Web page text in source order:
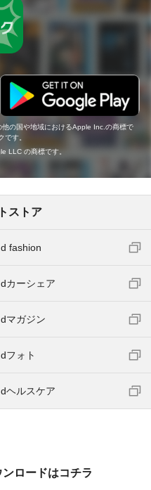
の国や地域におけるApple Inc.の商標で
す。
LLC の商標です。
ストア
d fashion
dカーシェア
dマガジン
dフォト
dヘルスケア
ロードはコチラ